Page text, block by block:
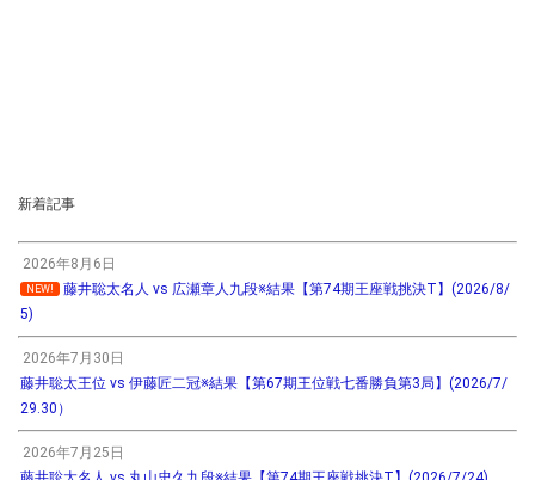
新着記事
2026年8月6日
NEW!
藤井聡太名人 vs 広瀬章人九段※結果【第74期王座戦挑決T】(2026/8/
5)
2026年7月30日
藤井聡太王位 vs 伊藤匠二冠※結果【第67期王位戦七番勝負第3局】(2026/7/
29.30）
2026年7月25日